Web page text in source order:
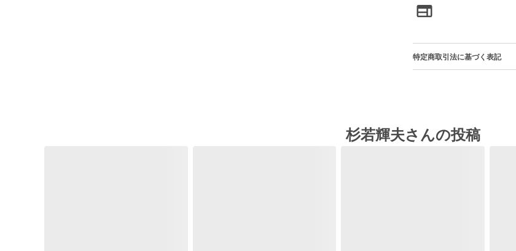
特定商取引法に基づく表記
杉若輝夫さんの投稿